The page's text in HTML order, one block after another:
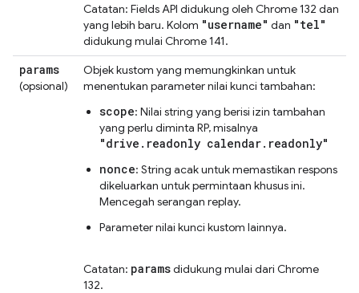
Catatan: Fields API didukung oleh Chrome 132 dan
yang lebih baru. Kolom "username" dan "tel"
didukung mulai Chrome 141.
params
(opsional)
Objek kustom yang memungkinkan untuk
menentukan parameter nilai kunci tambahan:
scope: Nilai string yang berisi izin tambahan
yang perlu diminta RP, misalnya
"drive.readonly calendar.readonly"
nonce: String acak untuk memastikan respons
dikeluarkan untuk permintaan khusus ini.
Mencegah serangan replay.
Parameter nilai kunci kustom lainnya.
Catatan: paramsdidukung mulai dari Chrome
132.